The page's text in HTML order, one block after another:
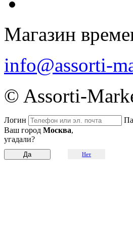
Магазин
info@assorti-
© Assorti-
Логин
Ваш город Москва,
угадали?
Нет